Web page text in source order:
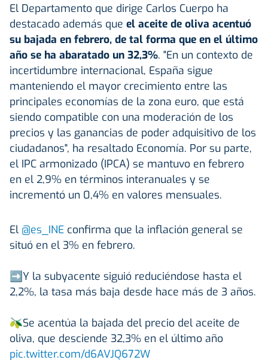
El Departamento que dirige Carlos Cuerpo ha
destacado además que el aceite de oliva acentuó
su bajada en febrero, de tal forma que en el último
año se ha abaratado un 32,3%. "En un contexto de
incertidumbre internacional, España sigue
manteniendo el mayor crecimiento entre las
principales economías de la zona euro, que está
siendo compatible con una moderación de los
precios y las ganancias de poder adquisitivo de los
ciudadanos", ha resaltado Economía. Por su parte,
el IPC armonizado (IPCA) se mantuvo en febrero
en el 2,9% en términos interanuales y se
incrementó un 0,4% en valores mensuales.
El @es_INE confirma que la inflación general se
situó en el 3% en febrero.
➡️Y la subyacente siguió reduciéndose hasta el
2,2%, la tasa más baja desde hace más de 3 años.
🫒Se acentúa la bajada del precio del aceite de
oliva, que desciende 32,3% en el último año
pic.twitter.com/d6AVJQ672W